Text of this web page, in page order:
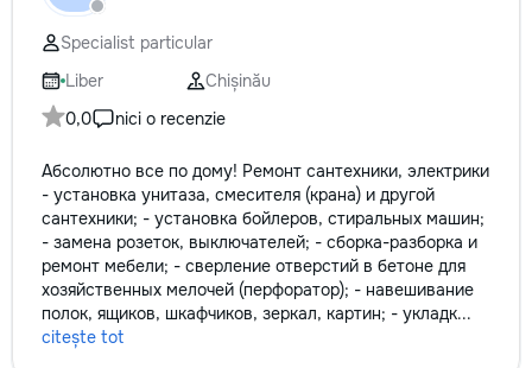
не включается? Не спешите
покупать новую! Спасем ваш
бюджет.
Specialist particular
Liber
Chișinău
0,0
nici o recenzie
Абсолютно все по дому! Pемонт сантехники, электрики
- установка унитаза, смесителя (крана) и другой
сантехники; - установка бойлеров, стиральных машин;
- замена розеток, выключателей; - сборка-разборка и
ремонт мебели; - сверление отверстий в бетоне для
хозяйственных мелочей (перфоратор); - навешивание
полок, ящиков, шкафчиков, зеркал, картин; - укладк...
citește tot